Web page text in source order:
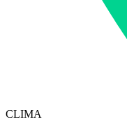
CLIMA